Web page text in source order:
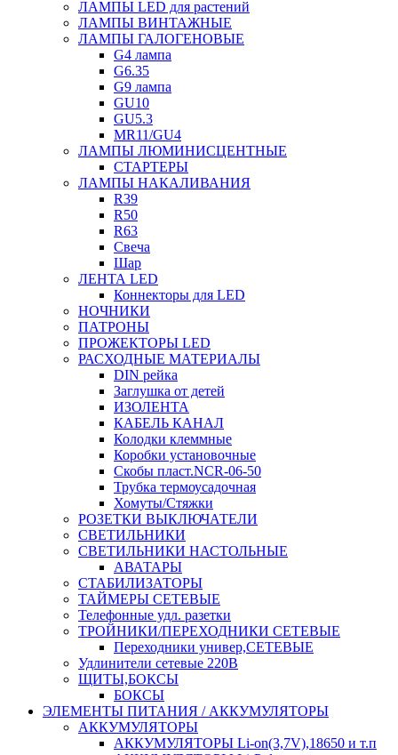
ЛАМПЫ LED для растений
ЛАМПЫ ВИНТАЖНЫЕ
ЛАМПЫ ГАЛОГЕНОВЫЕ
G4 лампа
G6.35
G9 лампа
GU10
GU5.3
MR11/GU4
ЛАМПЫ ЛЮМИНИСЦЕНТНЫЕ
СТАРТЕРЫ
ЛАМПЫ НАКАЛИВАНИЯ
R39
R50
R63
Свеча
Шар
ЛЕНТА LED
Коннекторы для LED
НОЧНИКИ
ПАТРОНЫ
ПРОЖЕКТОРЫ LED
РАСХОДНЫЕ МАТЕРИАЛЫ
DIN рейка
Заглушка от детей
ИЗОЛЕНТА
КАБЕЛЬ КАНАЛ
Колодки клеммные
Коробки установочные
Скобы пласт.NCR-06-50
Трубка термоусадочная
Хомуты/Стяжки
РОЗЕТКИ ВЫКЛЮЧАТЕЛИ
СВЕТИЛЬНИКИ
СВЕТИЛЬНИКИ НАСТОЛЬНЫЕ
АВАТАРЫ
СТАБИЛИЗАТОРЫ
ТАЙМЕРЫ СЕТЕВЫЕ
Телефонные удл. разетки
ТРОЙНИКИ/ПЕРЕХОДНИКИ СЕТЕВЫЕ
Переходники универ,СЕТЕВЫЕ
Удлинители сетевые 220В
ЩИТЫ,БОКСЫ
БОКСЫ
ЭЛЕМЕНТЫ ПИТАНИЯ / АККУМУЛЯТОРЫ
АККУМУЛЯТОРЫ
АККУМУЛЯТОРЫ Li-on(3,7V),18650 и т.п